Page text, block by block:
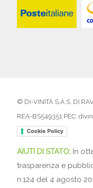
© DI-VINITÀ S.A.S. DI
REA-BS549351 PEC:
Cookie Policy
AIUTI DI STATO: In
trasparenza e
n.124 del 4 agosto